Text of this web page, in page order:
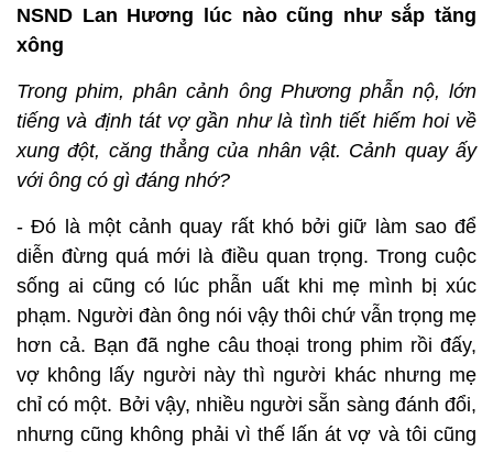
NSND Lan Hương lúc nào cũng như sắp tăng
xông
Trong phim, phân cảnh ông Phương phẫn nộ, lớn
tiếng và định tát vợ gần như là tình tiết hiếm hoi về
xung đột, căng thẳng của nhân vật. Cảnh quay ấy
với ông có gì đáng nhớ?
- Đó là một cảnh quay rất khó bởi giữ làm sao để
diễn đừng quá mới là điều quan trọng. Trong cuộc
sống ai cũng có lúc phẫn uất khi mẹ mình bị xúc
phạm. Người đàn ông nói vậy thôi chứ vẫn trọng mẹ
hơn cả. Bạn đã nghe câu thoại trong phim rồi đấy,
vợ không lấy người này thì người khác nhưng mẹ
chỉ có một. Bởi vậy, nhiều người sẵn sàng đánh đổi,
nhưng cũng không phải vì thế lấn át vợ và tôi cũng